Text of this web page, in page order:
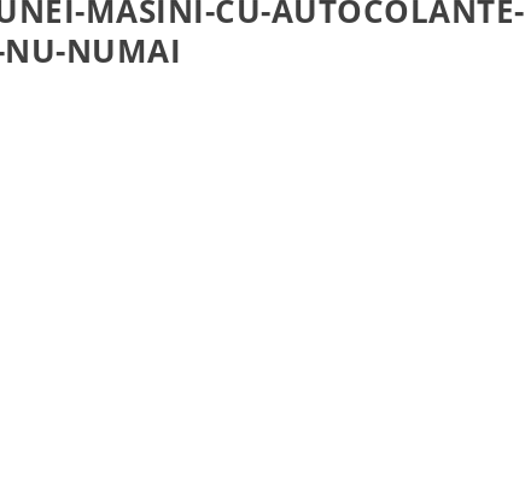
MASINI-CU-AUTOCOLANTE-
NU-NUMAI